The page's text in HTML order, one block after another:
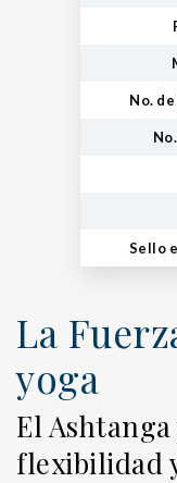
No.
Sello
La
yoga
El
flexibilidad